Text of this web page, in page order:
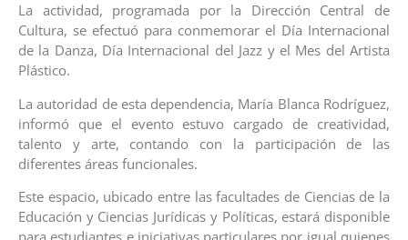
La actividad, programada por la Dirección Central de
Cultura, se efectuó para conmemorar el Día Internacional
de la Danza, Día Internacional del Jazz y el Mes del Artista
Plástico.
La autoridad de esta dependencia, María Blanca Rodríguez,
informó que el evento estuvo cargado de creatividad,
talento y arte, contando con la participación de las
diferentes áreas funcionales.
Este espacio, ubicado entre las facultades de Ciencias de la
Educación y Ciencias Jurídicas y Políticas, estará disponible
para estudiantes e iniciativas particulares por igual quienes